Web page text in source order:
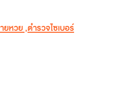
ยหวย,ตำรวจไซเบอร์